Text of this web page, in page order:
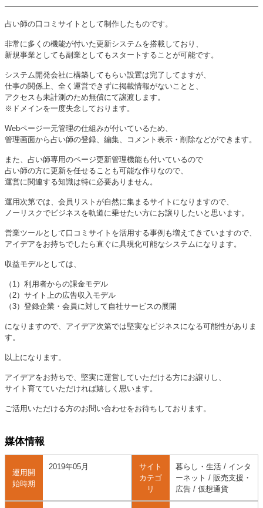
占い師の口コミサイトとして制作したものです。
非常に多くの機能が付いた更新システムを搭載しており、
新規事業としても副業としてもスタートすることが可能です。
システム開発会社に構築してもらい設置は完了してますが、
仕事の関係上、全く運営できずに掲載情報がないことと、
アクセスも未計測のため無償にて譲渡します。
※ドメインを一度失念しております。
Webページ一元管理の仕組みが付いているため、
管理画面から占い師の登録、編集、コメント表示・削除などができます。
また、占い師専用のページ更新管理機能も付いているので
占い師の方に更新を任せることも可能な作りなので、
運営に関連する知識は特に必要ありません。
運用次第では、会員リストが自然に集まるサイトになりますので、
ノーリスクでビジネスを軌道に乗せたい方にお譲りしたいと思います。
営業ツールとして口コミサイトを活用する事例も増えてきていますので、
アイデアをお持ちでしたら直ぐに具現化可能なシステムになります。
収益モデルとしては、
（1）利用者からの課金モデル
（2）サイト上の広告収入モデル
（3）登録企業・会員に対して自社サービスの展開
になりますので、アイデア次第では堅実なビジネスになる可能性がありま
す。
以上になります。
アイデアをお持ちで、堅実に運営していただける方にお譲りし、
サイト育てていただければ嬉しく思います。
ご活用いただける方のお問い合わせをお待ちしております。
媒体情報
運用開
始時期
2019年05月
サイト
カテゴ
リ
暮らし・生活 / インタ
ーネット / 販売支援・
広告 / 仮想通貨